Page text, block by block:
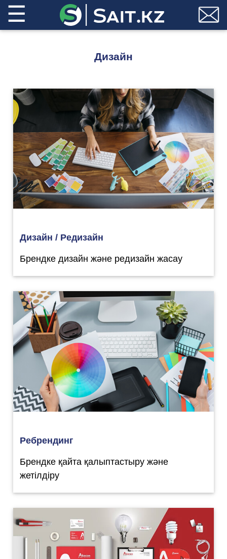
☰
Дизайн
Дизайн / Редизайн
Брендке дизайн және редизайн жасау
Ребрендинг
Брендке қайта қалыптастыру және
жетілдіру